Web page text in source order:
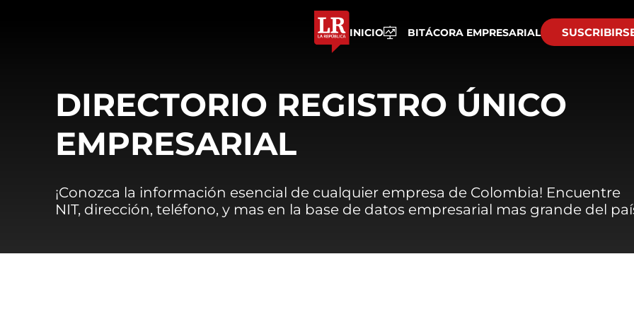
INICIO BITÁCORA EMPRESARIAL
DIRECTORIO REGISTRO ÚNICO
EMPRESARIAL
¡Conozca la información esencial de cualquier empresa de Colombia! Encuentre
NIT, dirección, teléfono, y mas en la base de datos empresarial mas grande del